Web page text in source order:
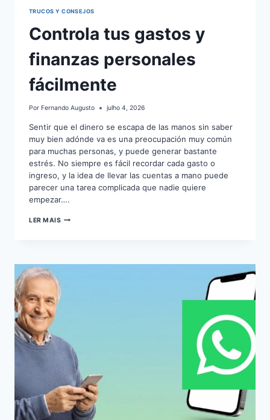
TRUCOS Y CONSEJOS
Controla tus gastos y
finanzas personales
fácilmente
Por Fernando Augusto julho 4, 2026
Sentir que el dinero se escapa de las manos sin saber
muy bien adónde va es una preocupación muy común
para muchas personas, y puede generar bastante
estrés. No siempre es fácil recordar cada gasto o
ingreso, y la idea de llevar las cuentas a mano puede
parecer una tarea complicada que nadie quiere
empezar….
LER MAISCONTROLA
PERSONALES